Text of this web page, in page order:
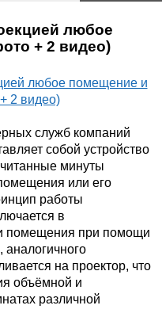
любое
+ 2 видео)
служб компаний
собой устройство
минуты
или его
работы
в
помещения при помощи
аналогичного
на проектор, что
объёмной и
различной